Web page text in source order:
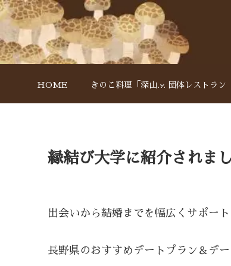
HOME きのこ料理「深山亭」
縁結び大学に紹介されま
出会いから結婚までを幅広くサポー
長野県のおすすめデートプラン＆デ